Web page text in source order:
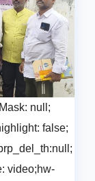
null;
false;
video;hw-